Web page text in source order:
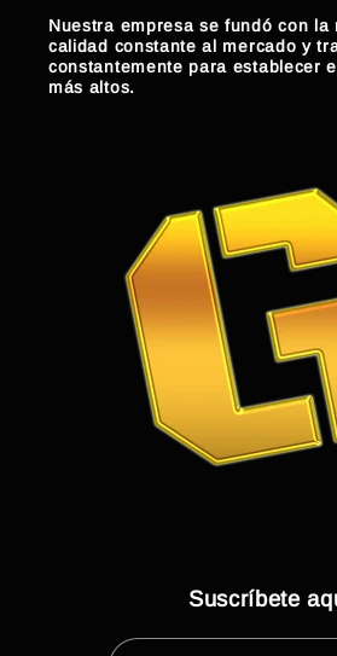
Nuestra empresa se fundó con la
calidad constante al mercado y
constantemente para establecer
más altos.
Suscríbete